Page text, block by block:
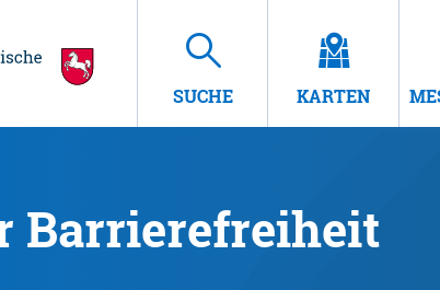
SUCHE KARTEN
Barrierefreiheit